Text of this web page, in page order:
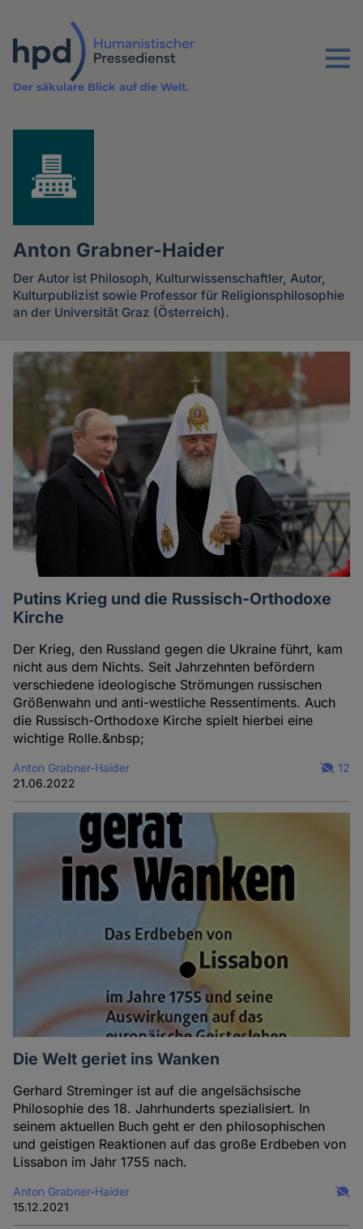
Inhalt
Menu
Der säkulare Blick auf die Welt.
Anton Grabner-Haider
Der Autor ist Philosoph, Kulturwissenschaftler, Autor,
Kulturpublizist sowie Professor für Religionsphilosophie
an der Universität Graz (Österreich).
Artikel
Autoren
Putins Krieg und die Russisch-Orthodoxe
Kirche
Der Krieg, den Russland gegen die Ukraine führt, kam
nicht aus dem Nichts. Seit Jahrzehnten befördern
verschiedene ideologische Strömungen russischen
Größenwahn und anti-westliche Ressentiments. Auch
die Russisch-Orthodoxe Kirche spielt hierbei eine
wichtige Rolle.&nbsp;
Anton Grabner-Haider
21.06.2022
12
Die Welt geriet ins Wanken
Gerhard Streminger ist auf die angelsächsische
Philosophie des 18. Jahrhunderts spezialisiert. In
seinem aktuellen Buch geht er den philosophischen
und geistigen Reaktionen auf das große Erdbeben von
Lissabon im Jahr 1755 nach.
Anton Grabner-Haider
15.12.2021